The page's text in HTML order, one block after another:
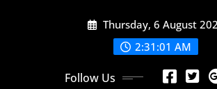
Thursday, 6 August
2:31:03 AM
Follow Us